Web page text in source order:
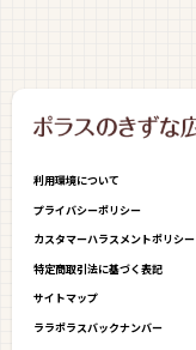
利用環境について
プライバシーポリシー
カスタマーハラスメントポリシー
特定商取引法に基づく表記
サイトマップ
ララポラスバックナンバー